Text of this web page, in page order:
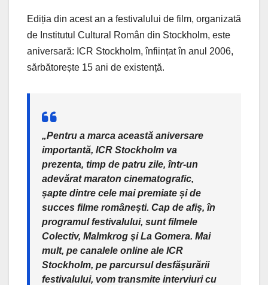
Ediția din acest an a festivalului de film, organizată
de Institutul Cultural Român din Stockholm, este
aniversară: ICR Stockholm, înființat în anul 2006,
sărbătorește 15 ani de existență.
„Pentru a marca această aniversare
importantă, ICR Stockholm va
prezenta, timp de patru zile, într-un
adevărat maraton cinematografic,
șapte dintre cele mai premiate și de
succes filme românești. Cap de afiș, în
programul festivalului, sunt filmele
Colectiv, Malmkrog şi La Gomera. Mai
mult, pe canalele online ale ICR
Stockholm, pe parcursul desfășurării
festivalului, vom transmite interviuri cu